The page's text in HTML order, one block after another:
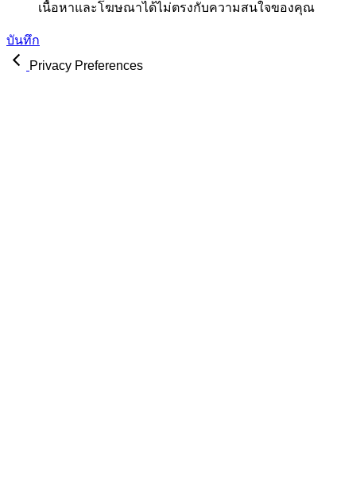
เนื้อหาและโฆษณาได้ไม่ตรงกับความสนใจของคุณ
บันทึก
Privacy Preferences